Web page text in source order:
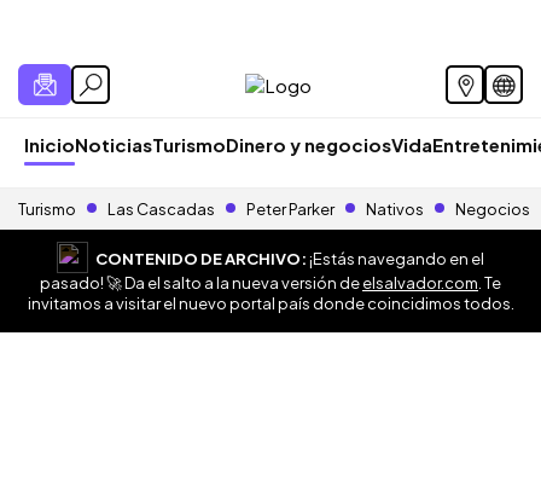
InicioNoticiasTurismoDinero y negociosVida
Turismo Las Cascadas Peter Parker Nativos Negocios
CONTENIDO DE ARCHIVO:¡Estás navegando en el
pasado! 🚀 Da el salto a la nueva versión deelsalvador.com . Te
invitamos a visitar el nuevo portal país donde coincidimos todos.